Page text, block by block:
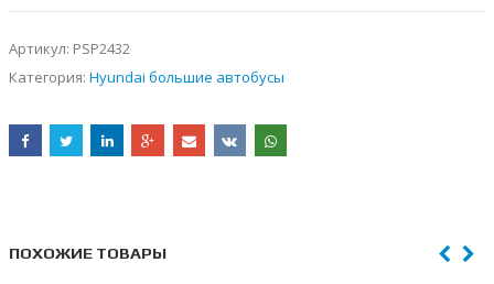
Артикул: PSP2432
Категория: Hyundai большие автобусы
ПОХОЖИЕ ТОВАРЫ